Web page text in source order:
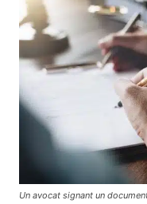
Un avocat signant un